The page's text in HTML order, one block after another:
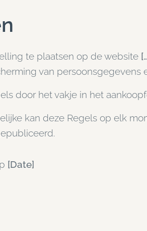
te plaatsen op de website
van persoonsgegevens
door het vakje in het
kan deze Regels op elk
[Date]